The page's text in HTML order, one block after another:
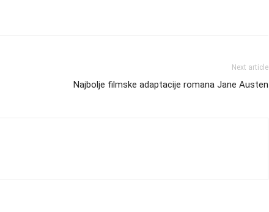
Next article
Najbolje filmske adaptacije romana Jane Austen